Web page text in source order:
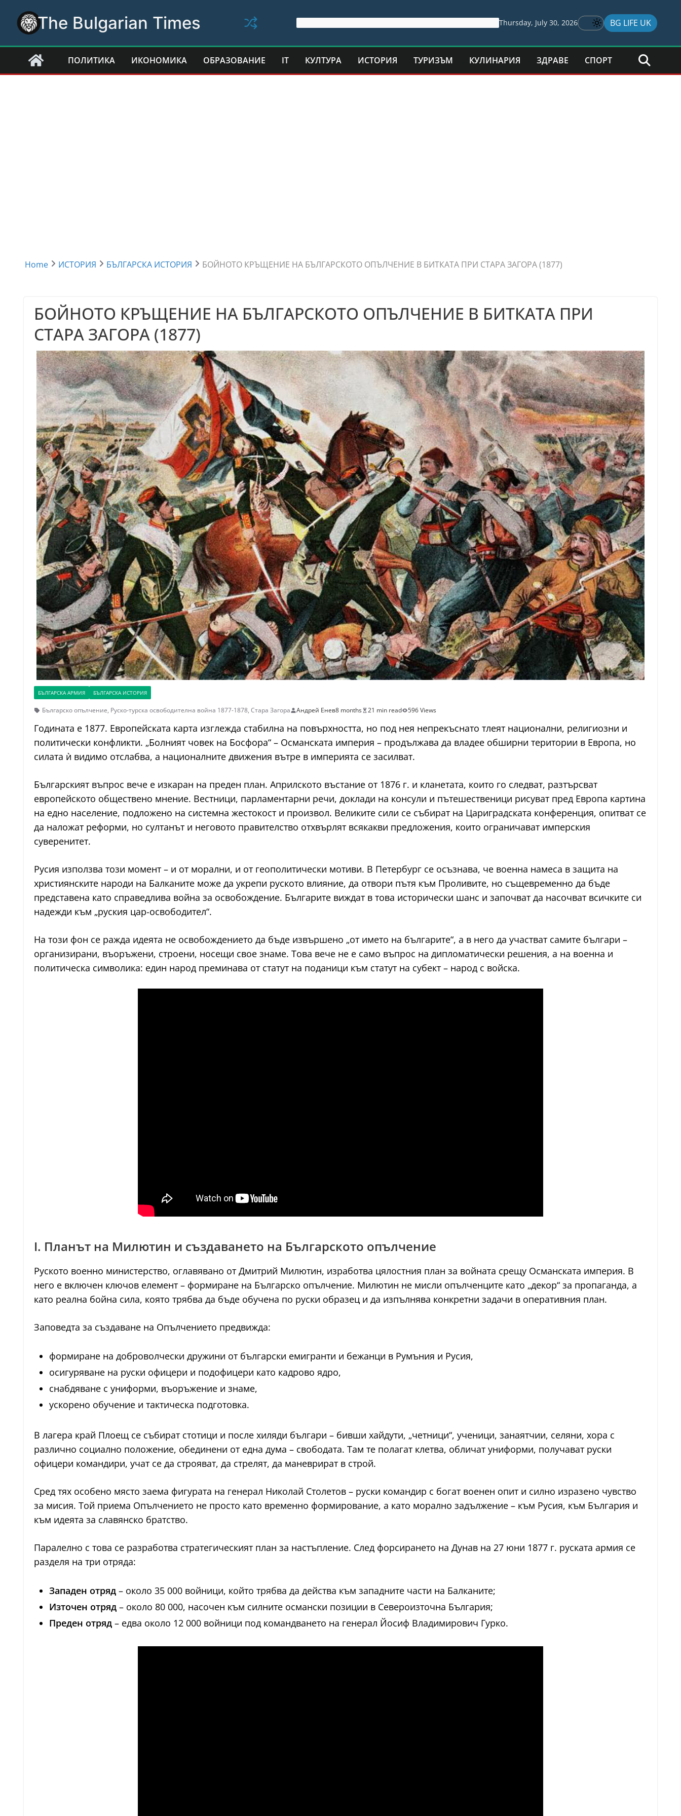
content
The Bulgarian Times Thursday, July 30, 2026 BG LIFE UK
ПОЛИТИКА ИКОНОМИКА ОБРАЗОВАНИЕ IT КУЛТУРА ИСТОРИЯ ТУРИЗЪМ КУЛИНАРИЯ ЗДРАВЕ СПОРТ
Home ИСТОРИЯ БЪЛГАРСКА ИСТОРИЯ БОЙНОТО КРЪЩЕНИЕ НА БЪЛГАРСКОТО ОПЪЛЧЕНИЕ В БИТКАТА ПРИ СТАРА ЗАГОРА (1877)
БОЙНОТО КРЪЩЕНИЕ НА БЪЛГАРСКОТО ОПЪЛЧЕНИЕ В БИТКАТА ПРИ
СТАРА ЗАГОРА (1877)
БЪЛГАРСКА АРМИЯ БЪЛГАРСКА ИСТОРИЯ
Българско опълчение, Руско-турска освободителна война 1877-1878, Стара Загора Андрей Енев8 months 21 min read 596 Views
Годината е 1877. Европейската карта изглежда стабилна на повърхността, но под нея непрекъснато тлеят национални, религиозни и
политически конфликти. „Болният човек на Босфора“ – Османската империя – продължава да владее обширни територии в Европа, но
силата ѝ видимо отслабва, а националните движения вътре в империята се засилват.
Българският въпрос вече е изкаран на преден план. Априлското въстание от 1876 г. и кланетата, които го следват, разтърсват
европейското обществено мнение. Вестници, парламентарни речи, доклади на консули и пътешественици рисуват пред Европа картина
на едно население, подложено на системна жестокост и произвол. Великите сили се събират на Цариградската конференция, опитват се
да наложат реформи, но султанът и неговото правителство отхвърлят всякакви предложения, които ограничават имперския
суверенитет.
Русия използва този момент – и от морални, и от геополитически мотиви. В Петербург се осъзнава, че военна намеса в защита на
християнските народи на Балканите може да укрепи руското влияние, да отвори пътя към Проливите, но същевременно да бъде
представена като справедлива война за освобождение. Българите виждат в това исторически шанс и започват да насочват всичките си
надежди към „руския цар-освободител“.
На този фон се ражда идеята не освобождението да бъде извършено „от името на българите“, а в него да участват самите българи –
организирани, въоръжени, строени, носещи свое знаме. Това вече не е само въпрос на дипломатически решения, а на военна и
политическа символика: един народ преминава от статут на поданици към статут на субект – народ с войска.
I. Планът на Милютин и създаването на Българското опълчение
Руското военно министерство, оглавявано от Дмитрий Милютин, изработва цялостния план за войната срещу Османската империя. В
него е включен ключов елемент – формиране на Българско опълчение. Милютин не мисли опълченците като „декор“ за пропаганда, а
като реална бойна сила, която трябва да бъде обучена по руски образец и да изпълнява конкретни задачи в оперативния план.
Заповедта за създаване на Опълчението предвижда:
формиране на доброволчески дружини от български емигранти и бежанци в Румъния и Русия,
осигуряване на руски офицери и подофицери като кадрово ядро,
снабдяване с униформи, въоръжение и знаме,
ускорено обучение и тактическа подготовка.
В лагера край Плоещ се събират стотици и после хиляди българи – бивши хайдути, „четници“, ученици, занаятчии, селяни, хора с
различно социално положение, обединени от една дума – свободата. Там те полагат клетва, обличат униформи, получават руски
офицери командири, учат се да строяват, да стрелят, да маневрират в строй.
Сред тях особено място заема фигурата на генерал Николай Столетов – руски командир с богат военен опит и силно изразено чувство
за мисия. Той приема Опълчението не просто като временно формирование, а като морално задължение – към Русия, към България и
към идеята за славянско братство.
Паралелно с това се разработва стратегическият план за настъпление. След форсирането на Дунав на 27 юни 1877 г. руската армия се
разделя на три отряда:
Западен отряд – около 35 000 войници, който трябва да действа към западните части на Балканите;
Източен отряд – около 80 000, насочен към силните османски позиции в Североизточна България;
Преден отряд – едва около 12 000 войници под командването на генерал Йосиф Владимирович Гурко.